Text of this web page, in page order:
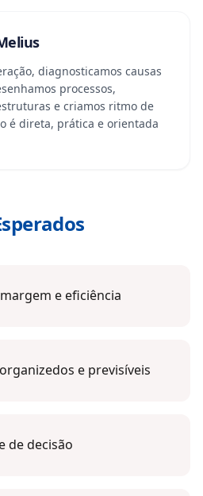
diagnosticamos causas
processos,
e criamos ritmo de
é direta, prática e orientada
e eficiência
e previsíveis
de decisão